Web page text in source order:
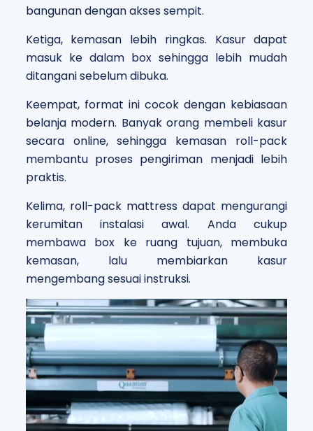
bangunan dengan akses sempit.
Ketiga, kemasan lebih ringkas. Kasur dapat
masuk ke dalam box sehingga lebih mudah
ditangani sebelum dibuka.
Keempat, format ini cocok dengan kebiasaan
belanja modern. Banyak orang membeli kasur
secara online, sehingga kemasan roll-pack
membantu proses pengiriman menjadi lebih
praktis.
Kelima, roll-pack mattress dapat mengurangi
kerumitan instalasi awal. Anda cukup
membawa box ke ruang tujuan, membuka
kemasan, lalu membiarkan kasur
mengembang sesuai instruksi.